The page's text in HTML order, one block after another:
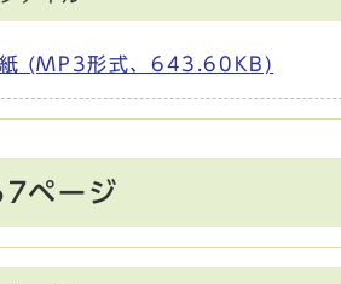
(MP3形式、643.60KB)
7ページ